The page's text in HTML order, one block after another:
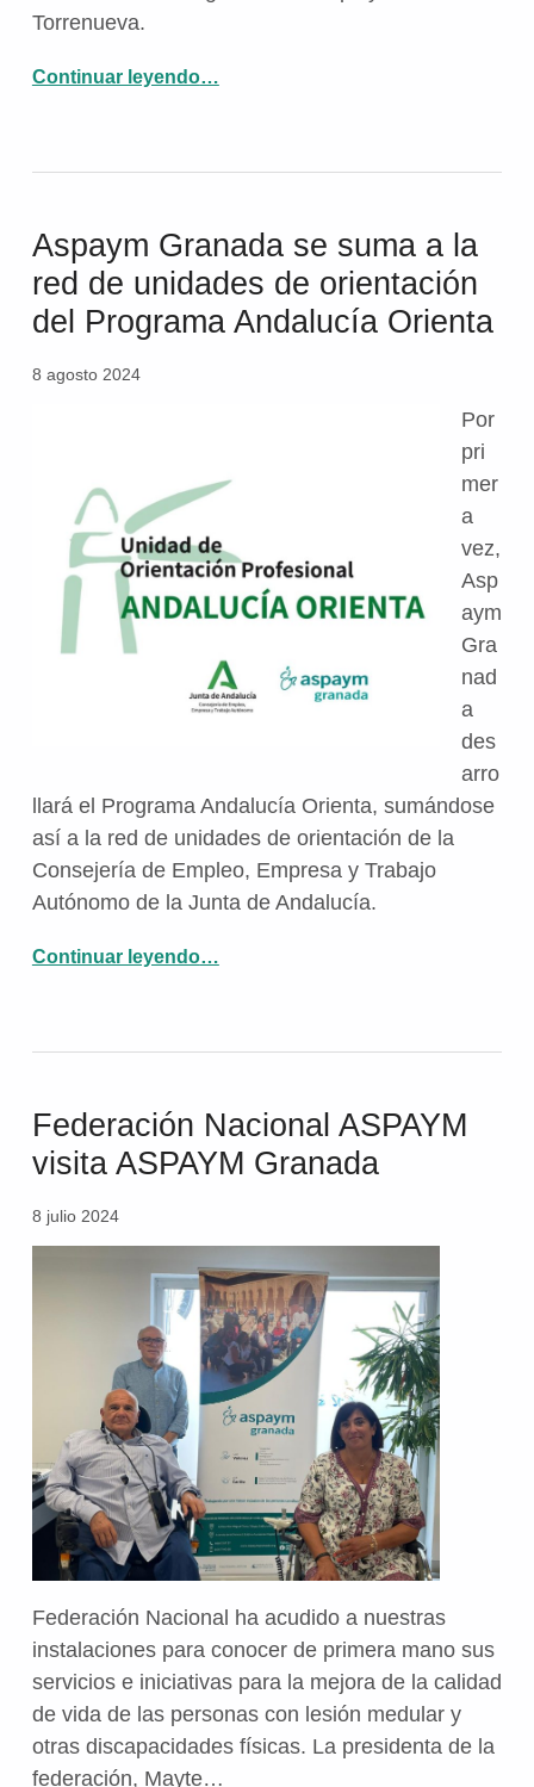
Torrenueva.
Continuar leyendo“Los socios de Aspaym Granada disfrutan de un día de playa en Torrenueva”
…
Aspaym Granada se suma a la
red de unidades de orientación
del Programa Andalucía Orienta
8 agosto 2024
Por
pri
mer
a
vez,
Asp
aym
Gra
nad
a
des
arro
llará el Programa Andalucía Orienta, sumándose
así a la red de unidades de orientación de la
Consejería de Empleo, Empresa y Trabajo
Autónomo de la Junta de Andalucía.
Continuar leyendo“Aspaym Granada se suma a la red de unidades de orientación del Programa Andalucía Orienta”
…
Federación Nacional ASPAYM
visita ASPAYM Granada
8 julio 2024
Federación Nacional ha acudido a nuestras
instalaciones para conocer de primera mano sus
servicios e iniciativas para la mejora de la calidad
de vida de las personas con lesión medular y
otras discapacidades físicas. La presidenta de la
federación, Mayte…